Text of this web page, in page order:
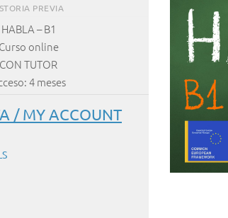
PREVIA
HABLA – B1
Curso online
CON TUTOR
4 meses
/ MY ACCOUNT